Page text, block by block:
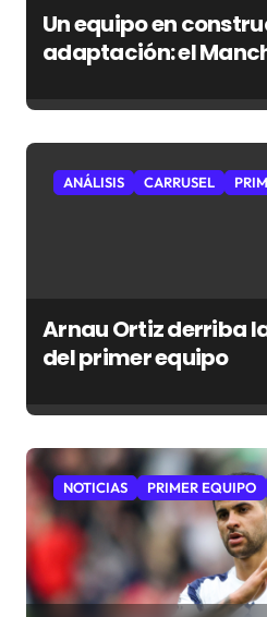
Un equipo en
adaptación: el
ANÁLISIS CARRUSEL
Arnau Ortiz derriba
del primer equipo
NOTICIAS PRIMER EQUIPO